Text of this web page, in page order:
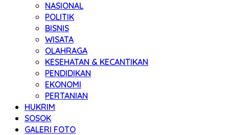
NASIONAL
POLITIK
BISNIS
WISATA
OLAHRAGA
KESEHATAN & KECANTIKAN
PENDIDIKAN
EKONOMI
PERTANIAN
HUKRIM
SOSOK
GALERI FOTO